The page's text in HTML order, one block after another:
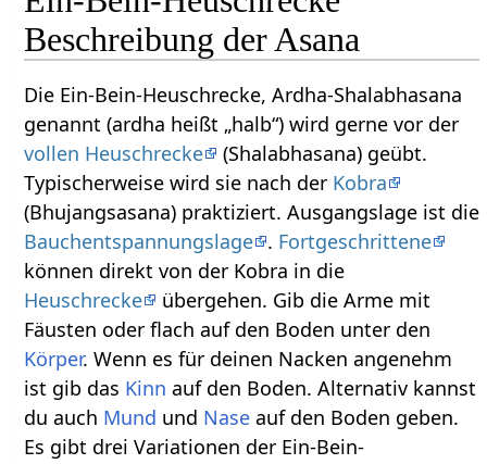
Beschreibung der Asana
Die Ein-Bein-Heuschrecke, Ardha-Shalabhasana
genannt (ardha heißt „halb“) wird gerne vor der
vollen Heuschrecke
(Shalabhasana) geübt.
Typischerweise wird sie nach der Kobra
(Bhujangsasana) praktiziert. Ausgangslage ist die
Bauchentspannungslage . Fortgeschrittene
können direkt von der Kobra in die
Heuschrecke
übergehen. Gib die Arme mit
Fäusten oder flach auf den Boden unter den
Körper. Wenn es für deinen Nacken angenehm
ist gib das Kinn auf den Boden. Alternativ kannst
du auch Mund und Nase auf den Boden geben.
Es gibt drei Variationen der Ein-Bein-